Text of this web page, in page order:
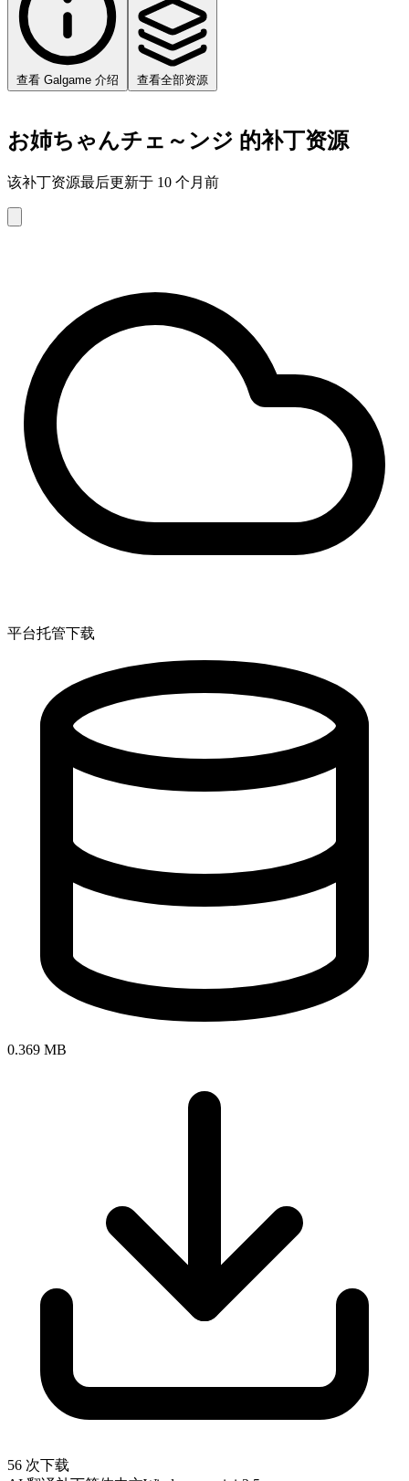
查看 Galgame 介绍 查看全部资源
お姉ちゃんチェ～ンジ 的补丁资源
该补丁资源最后更新于 10 个月前
平台托管下载
0.369 MB
56 次下载